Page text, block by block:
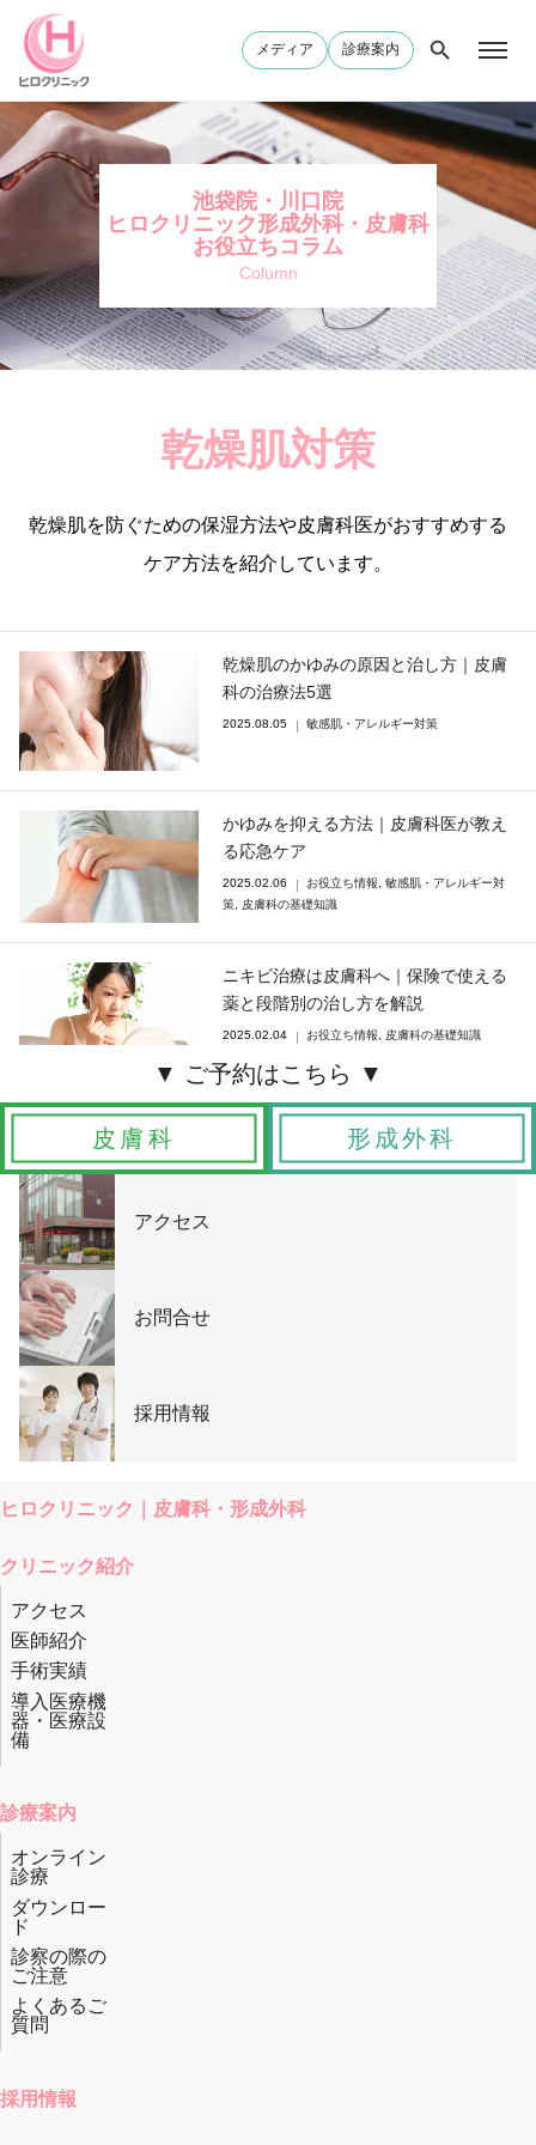
メディア 診療案内
池袋院・川口院
ヒロクリニック形成外科・皮膚科
お役立ちコラム
Column
乾燥肌対策
乾燥肌を防ぐための保湿方法や皮膚科医がおすすめする
ケア方法を紹介しています。
乾燥肌のかゆみの原因と治し方｜皮膚
科の治療法5選
2025.08.05 敏感肌・アレルギー対策
かゆみを抑える方法｜皮膚科医が教え
る応急ケア
2025.02.06 お役立ち情報
敏感肌・アレルギー対
策
皮膚科の基礎知識
ニキビ治療は皮膚科へ｜保険で使える
薬と段階別の治し方を解説
2025.02.04 お役立ち情報 皮膚科の基礎知識
皮膚科 形成外科
アクセス
お問合せ
採用情報
ヒロクリニック｜皮膚科・形成外科
クリニック紹介
アクセス
医師紹介
手術実績
導入医療機
器・医療設
備
診療案内
オンライン
診療
ダウンロー
ド
診察の際の
ご注意
よくあるご
質問
採用情報